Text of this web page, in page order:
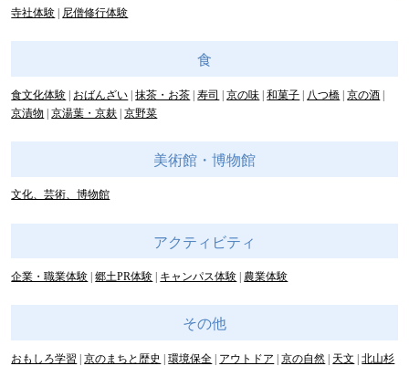
寺社体験 尼僧修行体験
食
食文化体験 おばんざい 抹茶・お茶 寿司 京の味 和菓子 八つ橋 京の酒
京漬物
京湯葉・京麸 京野菜
美術館・博物館
文化、芸術、博物館
アクティビティ
企業・職業体験 郷土PR体験 キャンパス体験 農業体験
その他
おもしろ学習 京のまちと歴史 環境保全 アウトドア 京の自然 天文
北山杉